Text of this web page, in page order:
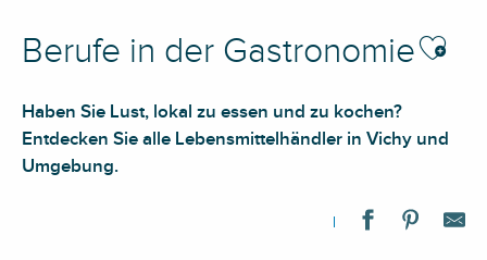
Berufe in der Gastronomie Ajouter
Haben Sie Lust, lokal zu essen und zu kochen?
Entdecken Sie alle Lebensmittelhändler in Vichy und
Umgebung.